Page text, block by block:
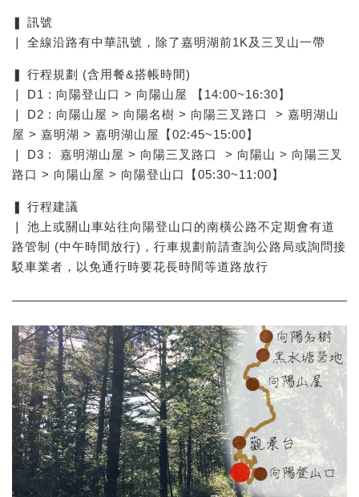
❚ 訊號
❘ 全線沿路有中華訊號，除了嘉明湖前1K及三叉山一帶
❚ 行程規劃 (含用餐&搭帳時間)
❘ D1 : 向陽登山口 > 向陽山屋 【14:00~16:30】
❘ D2 : 向陽山屋 > 向陽名樹 > 向陽三叉路口 > 嘉明湖山
屋 > 嘉明湖 > 嘉明湖山屋【02:45~15:00】
❘ D3 : 嘉明湖山屋 > 向陽三叉路口 > 向陽山 > 向陽三叉
路口 > 向陽山屋 > 向陽登山口【05:30~11:00】
❚ 行程建議
❘ 池上或關山車站往向陽登山口的南橫公路不定期會有道
路管制 (中午時間放行)，行車規劃前請查詢公路局或詢問接
駁車業者，以免通行時要花長時間等道路放行